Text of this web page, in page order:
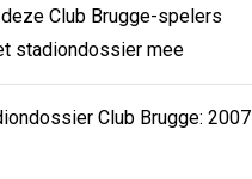
Club Brugge-spelers
stadiondossier mee
Club Brugge: 2007